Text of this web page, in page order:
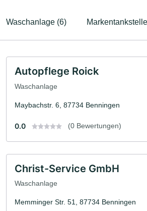
Waschanlage (6)
Autopflege Roick
Waschanlage
Maybachstr. 6, 87734 Benningen
0.0 (0 Bewertungen)
Christ-Service GmbH
Waschanlage
Memminger Str. 51, 87734 Benningen